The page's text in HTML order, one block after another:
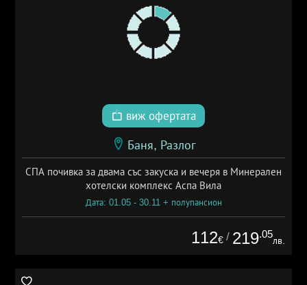
виж офертата
Баня, Разлог
СПА почивка за двама със закуска и вечеря в Минерален
хотелски комплекс Аспа Вила
Дата: 01.05 - 30.11 + полупансион
112€ / 219.05
лв.